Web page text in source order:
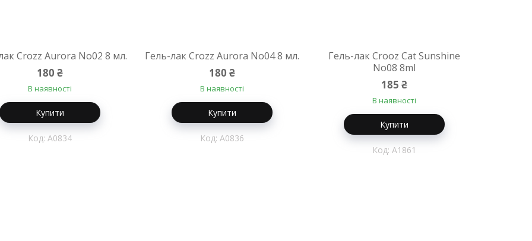
Crozz Aurora No02 8 мл.
180 ₴
В наявності
Купити
A0834
Гель-лак Crozz Aurora No04 8 мл.
180 ₴
В наявності
Купити
A0836
Гель-лак Crooz Cat Sunshine
No08 8ml
185 ₴
В наявності
Купити
A1861